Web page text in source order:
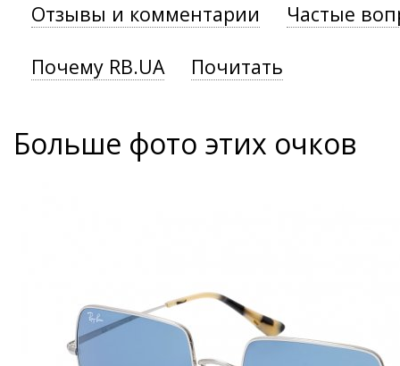
Отзывы и комментарии Частые
Почему RB.UA Почитать
Больше фото этих очков